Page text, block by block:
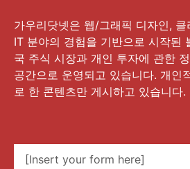
가우리닷넷은 웹/그래픽 디자인,
IT 분야의 경험을 기반으로 시작된
국 주식 시장과 개인 투자에 관한
공간으로 운영되고 있습니다. 개인
로 한 콘텐츠만 게시하고 있습니다.
[Insert your form here]